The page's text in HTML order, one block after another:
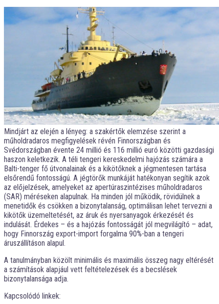
Mindjárt az elején a lényeg: a szakértők elemzése szerint a
műholdradaros megfigyelések révén Finnországban és
Svédországban évente 24 millió és 116 millió euró közötti gazdasági
haszon keletkezik. A téli tengeri kereskedelmi hajózás számára a
Balti-tenger fő útvonalainak és a kikötőknek a jégmentesen tartása
elsőrendű fontosságú. A jégtörők munkáját hatékonyan segítik azok
az előjelzések, amelyeket az apertúraszintézises műholdradaros
(SAR) méréseken alapulnak. Ha minden jól működik, rövidülnek a
menetidők és csökken a bizonytalanság, optimálisan lehet tervezni a
kikötők üzemeltetését, az áruk és nyersanyagok érkezését és
indulását. Érdekes – és a hajózás fontosságát jól megvilágító – adat,
hogy Finnország export-import forgalma 90%-ban a tengeri
áruszállításon alapul.
A tanulmányban közölt minimális és maximális összeg nagy eltérését
a számítások alapjául vett feltételezések és a becslések
bizonytalansága adja.
Kapcsolódó linkek: